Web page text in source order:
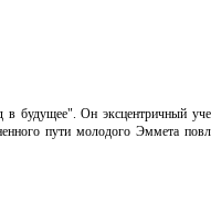
в будущее". Он эксцентричный
пути молодого Эммета